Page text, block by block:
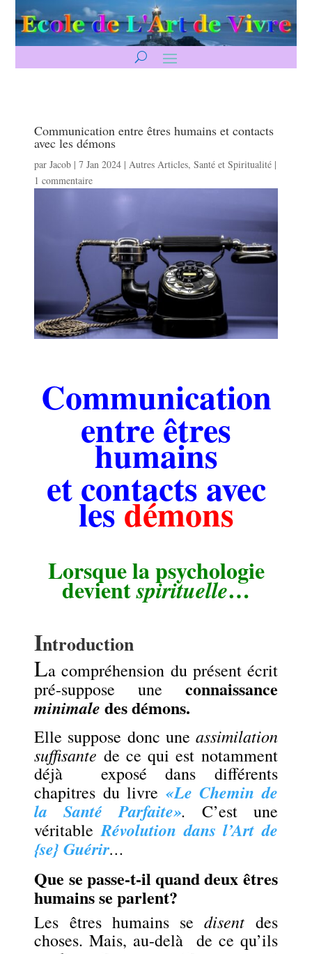
Communication entre êtres humains et contacts
avec les démons
parJacob |7 Jan 2024 | Autres Articles,Santé et Spiritualité |
1 commentaire
Communication
entre êtres
humains
et contacts avec
lesdémons
Lorsque la psychologie
devientspirituelle…
Introduction
La compréhension du présent écrit
pré-suppose une connaissance
minimale desdémons.
Elle suppose donc une assimilation
suffisante de ce qui est notamment
déjà exposé dans différents
chapitres du livre «Le Chemin de
la Santé Parfaite». C’est une
véritable Révolution dans l’Art de
{se} Guérir…
Que se passe-t-il quand deux êtres
humains se parlent?
Les êtres humains sedisent des
choses. Mais, au-delà de ce qu’ils